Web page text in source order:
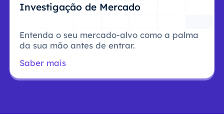
Investigação de Mercado
Entenda o seu mercado-alvo como a palma
da sua mão antes de entrar.
Saber mais